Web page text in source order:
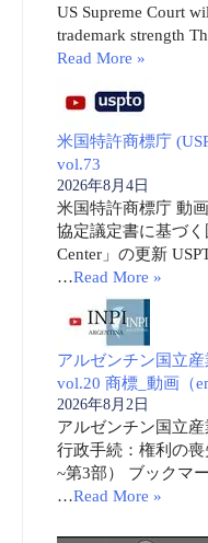
US Supreme Court
trademark strength
Read More »
米国特許商標庁
vol.73
2026年8月4日
米国特許商標庁 動
協定議定書に基づ
Center」の更新
…Read More »
アルゼンチン国立
vol.20 商標_動画（
2026年8月2日
アルゼンチン国立
行政手続：権利の
~第3部） ブックマ
…Read More »